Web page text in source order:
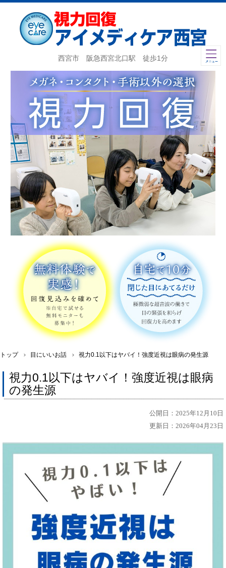
西宮市 阪急西宮北口駅 徒歩1分
トップ 目にいいお話 視力0.1以下はヤバイ！強度近視は眼病の発生源
視力0.1以下はヤバイ！強度近視は眼病
の発生源
公開日：2025年12月10日
更新日：2026年04月23日